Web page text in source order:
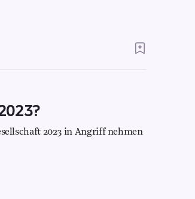
2023 in Angriff nehmen